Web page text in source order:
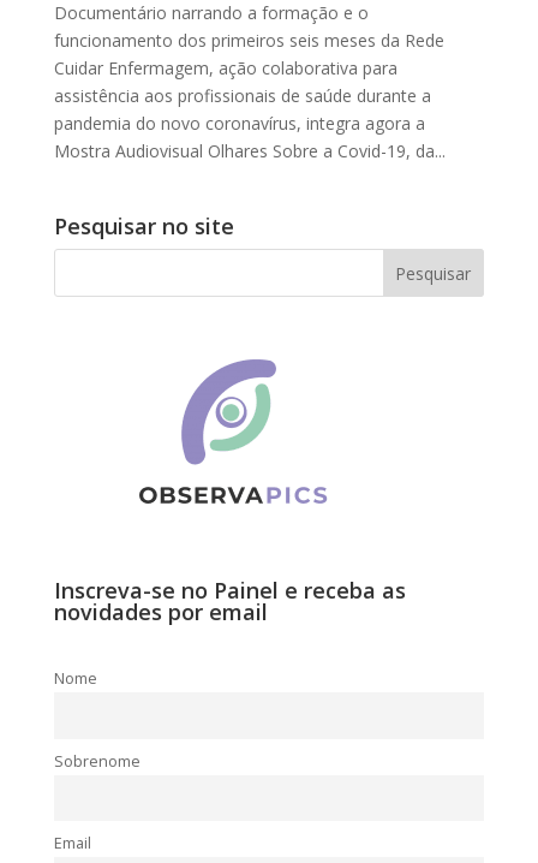
Documentário narrando a formação e o
funcionamento dos primeiros seis meses da Rede
Cuidar Enfermagem, ação colaborativa para
assistência aos profissionais de saúde durante a
pandemia do novo coronavírus, integra agora a
Mostra Audiovisual Olhares Sobre a Covid-19, da...
Pesquisar no site
Inscreva-se no Painel e receba as
novidades por email
Nome
Sobrenome
Email